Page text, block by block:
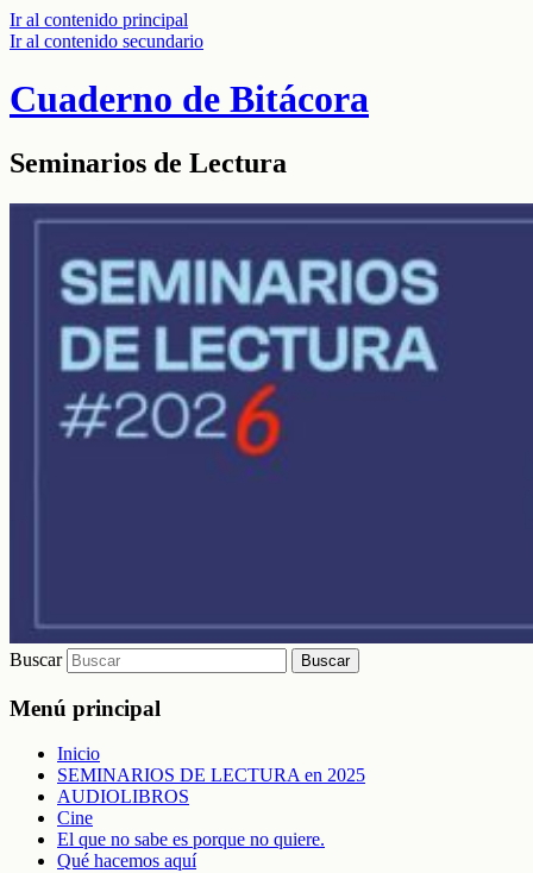
Ir al contenido principal
Ir al contenido secundario
Cuaderno de Bitácora
Seminarios de Lectura
Buscar
Menú principal
Inicio
SEMINARIOS DE LECTURA en 2025
AUDIOLIBROS
Cine
El que no sabe es porque no quiere.
Qué hacemos aquí